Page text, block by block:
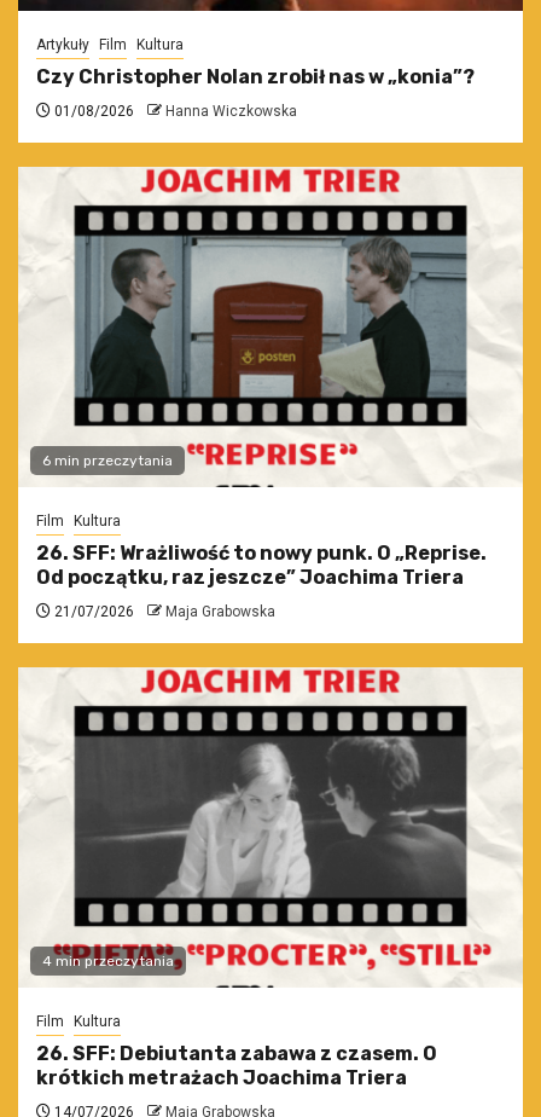
Artykuły Film Kultura
Czy Christopher Nolan zrobił nas w „konia”?
01/08/2026 Hanna Wiczkowska
6 min przeczytania
Film Kultura
26. SFF: Wrażliwość to nowy punk. O „Reprise.
Od początku, raz jeszcze” Joachima Triera
21/07/2026 Maja Grabowska
4 min przeczytania
Film Kultura
26. SFF: Debiutanta zabawa z czasem. O
krótkich metrażach Joachima Triera
14/07/2026 Maja Grabowska